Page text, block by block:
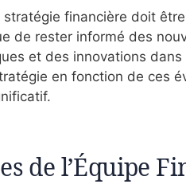
financière doit
de rester informé des
et des innovations dans
en fonction de ces
de l’Équipe